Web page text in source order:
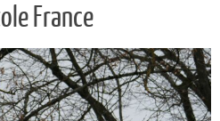
France